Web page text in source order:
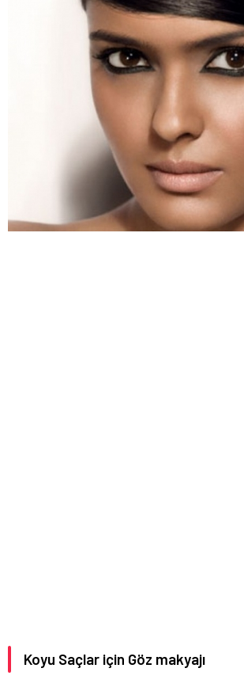
Koyu Saçlar için Göz makyajı